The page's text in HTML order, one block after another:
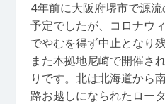
4年前に大阪府堺市で源
予定でしたが、コロナウ
でやむを得ず中止となり
また本拠地尼崎で開催さ
りです。北は北海道から
路お越しになられたロー